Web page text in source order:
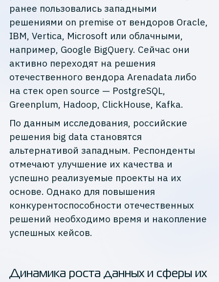
ранее пользовались западными
решениями on premise от вендоров Oracle,
IBM, Vertica, Microsoft или облачными,
например, Google BigQuery. Сейчас они
активно переходят на решения
отечественного вендора Arenadata либо
на стек open source — PostgreSQL,
Greenplum, Hadoop, ClickHouse, Kafka.
По данным исследования, российские
решения big data становятся
альтернативой западным. Респонденты
отмечают улучшение их качества и
успешно реализуемые проекты на их
основе. Однако для повышения
конкурентоспособности отечественных
решений необходимо время и накопление
успешных кейсов.
Динамика роста данных и сферы их